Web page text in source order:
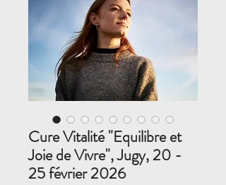
Cure Vitalité "Equilibre et
Joie de Vivre", Jugy, 20 -
25 février 2026